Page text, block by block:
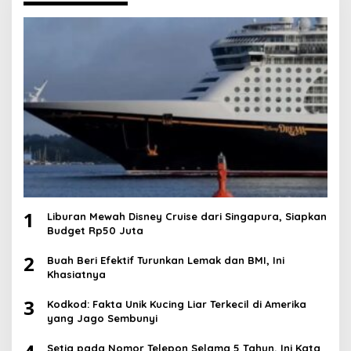
1
Liburan Mewah Disney Cruise dari Singapura, Siapkan
Budget Rp50 Juta
2
Buah Beri Efektif Turunkan Lemak dan BMI, Ini
Khasiatnya
3
Kodkod: Fakta Unik Kucing Liar Terkecil di Amerika
yang Jago Sembunyi
Setia pada Nomor Telepon Selama 5 Tahun, Ini Kata